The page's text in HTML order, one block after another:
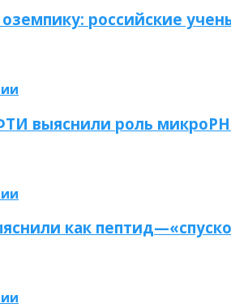
российские
выяснили роль
как